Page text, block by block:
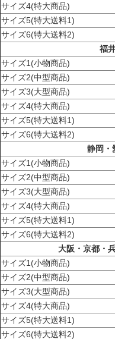
サイズ4(特大商品)
サイズ5(特大送料1)
サイズ6(特大送料2)
福
サイズ1(小物商品)
サイズ2(中型商品)
サイズ3(大型商品)
サイズ4(特大商品)
サイズ5(特大送料1)
サイズ6(特大送料2)
静岡・
サイズ1(小物商品)
サイズ2(中型商品)
サイズ3(大型商品)
サイズ4(特大商品)
サイズ5(特大送料1)
サイズ6(特大送料2)
大阪・京都・
サイズ1(小物商品)
サイズ2(中型商品)
サイズ3(大型商品)
サイズ4(特大商品)
サイズ5(特大送料1)
サイズ6(特大送料2)